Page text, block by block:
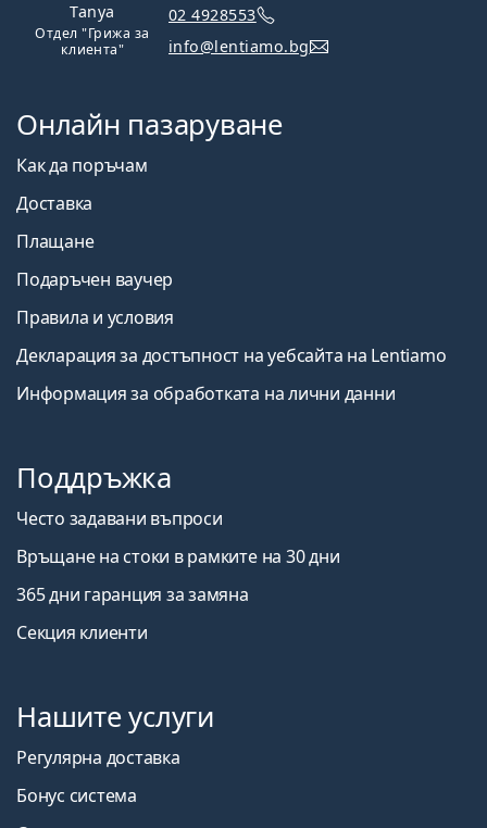
Tanya
Отдел "Грижа за
клиента"
02 4928553
info@lentiamo.bg
Онлайн пазаруване
Как да поръчам
Доставка
Плащане
Подаръчен ваучер
Правила и условия
Декларация за достъпност на уебсайта на Lentiamo
Информация за обработката на лични данни
Поддръжка
Често задавани въпроси
Връщане на стоки в рамките на 30 дни
365 дни гаранция за замяна
Секция клиенти
Нашите услуги
Регулярна доставка
Бонус система